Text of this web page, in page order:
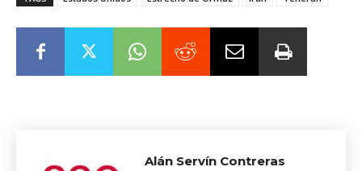
Alán Servín Contreras